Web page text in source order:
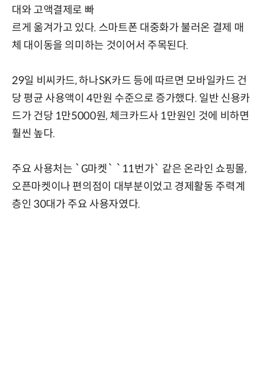
대와 고액결제로 빠
르게 옮겨가고 있다. 스마트폰 대중화가 불러온 결제 매
체 대이동을 의미하는 것이어서 주목된다.
29일 비씨카드, 하나SK카드 등에 따르면 모바일카드 건
당 평균 사용액이 4만원 수준으로 증가했다. 일반 신용카
드가 건당 1만5000원, 체크카드사 1만원인 것에 비하면
훨씬 높다.
주요 사용처는 `G마켓` `11번가` 같은 온라인 쇼핑몰,
오픈마켓이나 편의점이 대부분이었고 경제활동 주력계
층인 30대가 주요 사용자였다.